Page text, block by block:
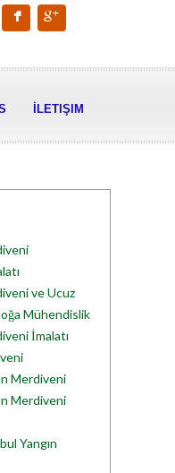
İLETIŞIM
ve Ucuz
Mühendislik
İmalatı
Merdiveni
Merdiveni
Yangın